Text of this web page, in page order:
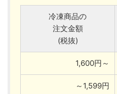
冷凍商品の
注文金額
(税抜)
1,600円～
～1,599円